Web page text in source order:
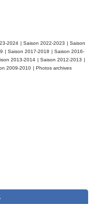
2024 | Saison 2022-2023 | Saison
| Saison 2017-2018 | Saison 2016-
2013-2014 | Saison 2012-2013 |
2009-2010 | Photos archives